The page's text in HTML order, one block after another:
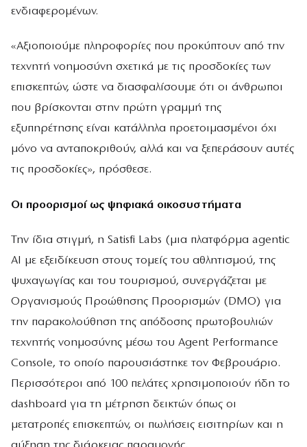
ενδιαφερομένων.
«Αξιοποιούμε πληροφορίες που προκύπτουν από την
τεχνητή νοημοσύνη σχετικά με τις προσδοκίες των
επισκεπτών, ώστε να διασφαλίσουμε ότι οι άνθρωποι
που βρίσκονται στην πρώτη γραμμή της
εξυπηρέτησης είναι κατάλληλα προετοιμασμένοι όχι
μόνο να ανταποκριθούν, αλλά και να ξεπεράσουν αυτές
τις προσδοκίες», πρόσθεσε.
Οι προορισμοί ως ψηφιακά οικοσυστήματα
Την ίδια στιγμή, η Satisfi Labs (μια πλατφόρμα agentic
AI με εξειδίκευση στους τομείς του αθλητισμού, της
ψυχαγωγίας και του τουρισμού, συνεργάζεται με
Οργανισμούς Προώθησης Προορισμών (DMO) για
την παρακολούθηση της απόδοσης πρωτοβουλιών
τεχνητής νοημοσύνης μέσω του Agent Performance
Console, το οποίο παρουσιάστηκε τον Φεβρουάριο.
Περισσότεροι από 100 πελάτες χρησιμοποιούν ήδη το
dashboard για τη μέτρηση δεικτών όπως οι
μετατροπές επισκεπτών, οι πωλήσεις εισιτηρίων και η